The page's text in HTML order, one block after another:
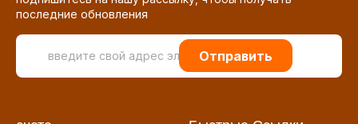
последние обновления
Отправить